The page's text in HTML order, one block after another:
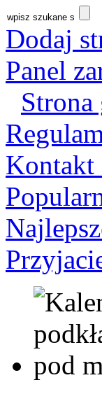
Dodaj
Panel
Strona
Kontakt